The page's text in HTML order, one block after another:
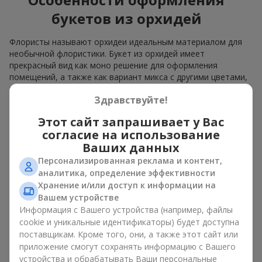
букетов из орхидей
Флористы называют орхидеи идеальным материалом для
необычной флористики. Букет из орхидей имеет
прекрасный вид как моно решение для оформления
помещений, а также как вариант микса с другими цветами,
который сохраняет свою выразительность в любом
Благодаря своей структуре орхидея позволяет создавать
композиции в классическом, минималистичном или
современном стиле. Букет из орхидей эффектно смотрится
как в камерных, так и в масштабных работах, а её
роскошные соцветия легко становятся центральным
элементом композиции. В зависимости от оформления и
сорта растений различается и цена на орхидеи. Учитывайте
это, прежде чем заказать букет из орхидей.
Кому дарят орхидеи?
Букет из орхидей универсален и может подойти любому. Их
Здравствуйте!
Этот сайт запрашивает у Вас
согласие на использование
Ваших данных
Персонализированная реклама и контент,
аналитика, определение эффективности
Хранение и/или доступ к информации на
Вашем устройстве
Информация с Вашего устройства (например, файлы
cookie и уникальные идентификаторы) будет доступна
поставщикам. Кроме того, они, а также этот сайт или
приложение смогут сохранять информацию с Вашего
устройства и обрабатывать Ваши персональные